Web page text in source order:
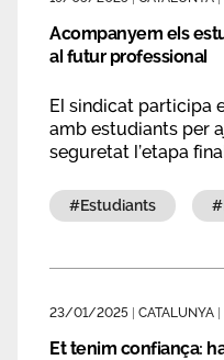
Acompanyem els
al futur professional
El sindicat participa
amb estudiants per
seguretat l’etapa
estat present a dues
professional a
#estudiants
23/01/2025 CATALUNYA
Et tenim confiança: